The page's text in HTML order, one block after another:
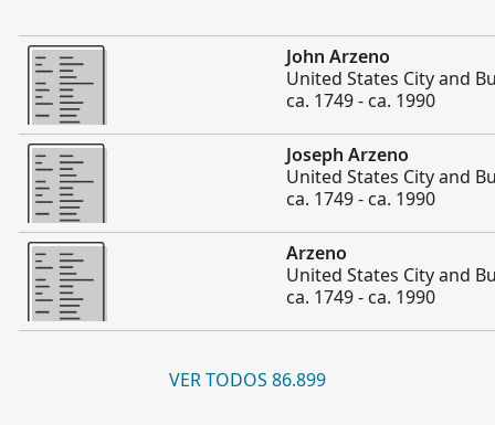
Más
John Arzeno
United States City and
ca. 1749 - ca. 1990
Más
Joseph Arzeno
United States City and
ca. 1749 - ca. 1990
Más
Arzeno
United States City and
ca. 1749 - ca. 1990
VER TODOS 86.899